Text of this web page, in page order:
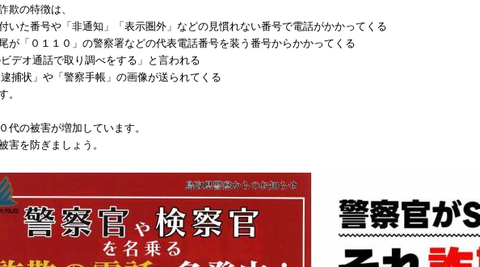
欺の特徴は、
番号や「非通知」「表示圏外」などの見慣れない番号で電話がかかってくる
０１１０」の警察署などの代表電話番号を装う番号からかかってくる
オ通話で取り調べをする」と言われる
状」や「警察手帳」の画像が送られてくる
。
代の被害が増加しています。
を防ぎましょう。